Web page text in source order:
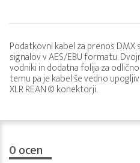
Podatkovni kabel za prenos DMX
signalov v AES/EBU formatu.
vodniki in dodatna folija za
temu pa je kabel še vedno
XLR REAN © konektorji.
0ocen